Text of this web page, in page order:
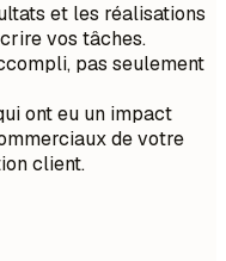
et les réalisations
vos tâches.
pas seulement
ont eu un impact
de votre
client.